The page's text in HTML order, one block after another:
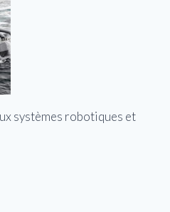
systèmes robotiques et